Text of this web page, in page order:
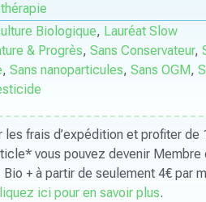
Biologique, Lauréat Slow
& Progrès, Sans Conservateur,
, Sans nanoparticules, Sans OGM,
les frais d’expédition et profiter de
vous pouvez devenir Membre
+ à partir de seulement 4€ par
ici pour en savoir plus.